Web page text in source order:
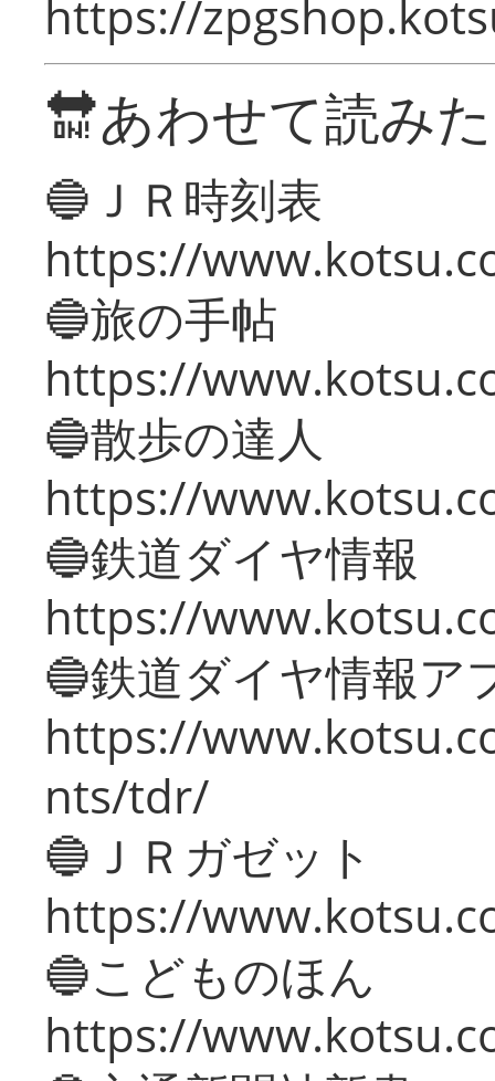
https://
🔛あわせて読み
🔵ＪＲ時刻表
https://
🔵旅の手帖
https://
🔵散歩の達人
https://
🔵鉄道ダイヤ情報
https://
🔵鉄道ダイヤ情報ア
https://
nts/tdr/
🔵ＪＲガゼット
https://
🔵こどものほん
https://